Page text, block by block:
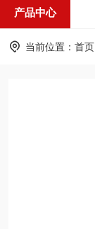
产品中心
当前位置： 首页